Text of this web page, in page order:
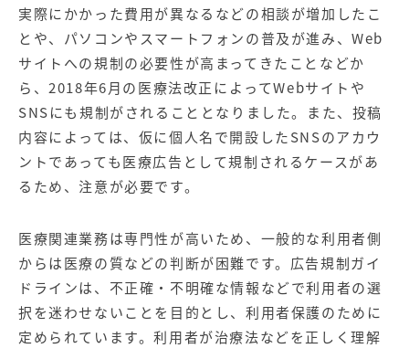
実際にかかった費用が異なるなどの相談が増加したこ
とや、パソコンやスマートフォンの普及が進み、Web
サイトへの規制の必要性が高まってきたことなどか
ら、2018年6月の医療法改正によってWebサイトや
SNSにも規制がされることとなりました。また、投稿
内容によっては、仮に個人名で開設したSNSのアカウ
ントであっても医療広告として規制されるケースがあ
るため、注意が必要です。
医療関連業務は専門性が高いため、一般的な利用者側
からは医療の質などの判断が困難です。広告規制ガイ
ドラインは、不正確・不明確な情報などで利用者の選
択を迷わせないことを目的とし、利用者保護のために
定められています。利用者が治療法などを正しく理解